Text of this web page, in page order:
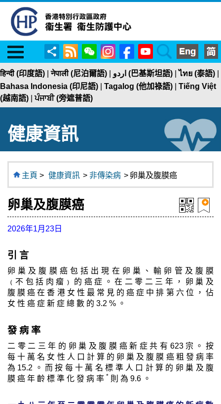
Menu
分
享
RSS WeChatInstagramFacebookYouTubeSearch
हिन्दी (印度語) |नेपाली (尼泊爾語) اردو (巴基斯坦語) |ไทย (泰語)
Bahasa Indonesia (印尼語)
Tagalog (他加祿語)
Tiếng Việt
(越南語) |ਪੰਜਾਬੀ (旁遮普語)
健康資訊
主頁 > 健康資訊 > 非傳染病 > 卵巢及腹膜癌
卵巢及腹膜癌
2026年1月23日
引 言
卵 巢 及 腹 膜 癌 包 括 出 現 在 卵 巢 、 輸 卵 管 及 腹 膜
﹙不 包 括 肉 瘤﹚ 的 癌 症 。 在 二 零 二 三 年 ， 卵 巢 及
腹 膜 癌 在 香 港 女 性 最 常 見 的 癌 症 中 排 第 六 位 ， 佔
女 性 癌 症 新 症 總 數 的 3.2 % 。
發 病 率
二 零 二 三 年 的 卵 巢 及 腹 膜 癌 新 症 共 有 623 宗 。 按
每 十 萬 名 女 性 人 口 計 算 的 卵 巢 及 腹 膜 癌 粗 發 病 率
為 15.2 。 而 按 每 十 萬 名 標 準 人 口 計 算 的 卵 巢 及 腹
膜 癌 年 齡 標 準 化 發 病 率 * 則 為 9.6 。